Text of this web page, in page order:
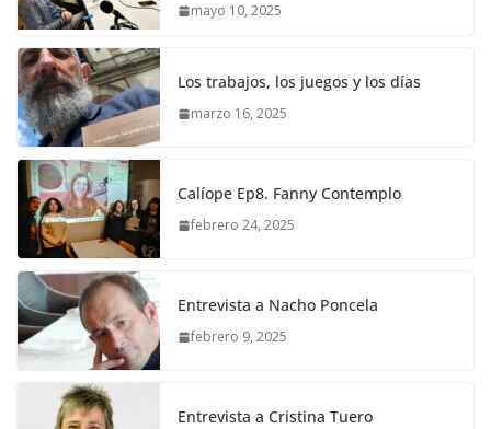
mayo 10, 2025
Los trabajos, los juegos y los días
marzo 16, 2025
Calíope Ep8. Fanny Contemplo
febrero 24, 2025
Entrevista a Nacho Poncela
febrero 9, 2025
Entrevista a Cristina Tuero